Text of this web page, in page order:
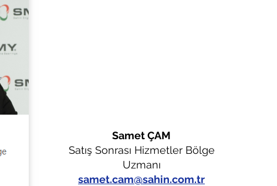
Samet ÇAM
Satış Sonrası Hizmetler Bölge
Uzmanı
samet.cam@sahin.com.tr